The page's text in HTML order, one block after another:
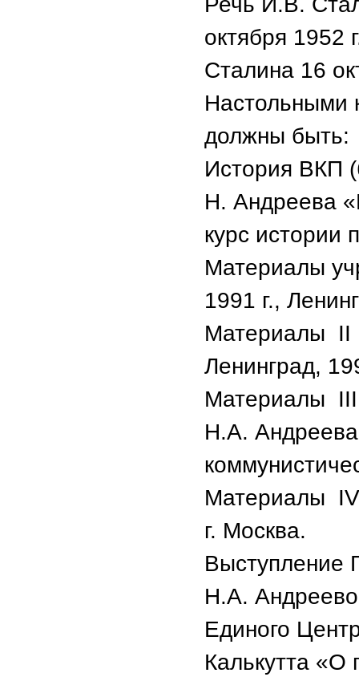
октября 1952
Сталина 16
Настольными
должны быть:
История ВКП
Н. Андреева
курс истории
Материалы
1991 г.,
Материалы II
Ленинград,
Материалы
Н.А.
Материалы
г. Москва.
Выступление
Н.А.
Единого
Калькутта «О